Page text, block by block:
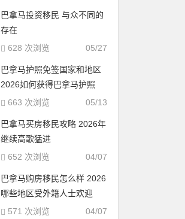
巴拿马投资移民 与众不同的
存在
05/27
628 次浏览
巴拿马护照免签国家和地区
2026如何获得巴拿马护照
05/13
663 次浏览
巴拿马买房移民攻略 2026年
继续高歌猛进
04/07
652 次浏览
巴拿马购房移民怎么样 2026
哪些地区受外籍人士欢迎
04/07
571 次浏览